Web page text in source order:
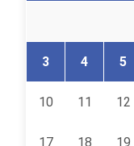
3 4 5
10 11 12
17 18 19